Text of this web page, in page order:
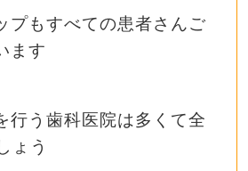
プもすべての患者さんご
ます
行う歯科医院は多くて全
ょう